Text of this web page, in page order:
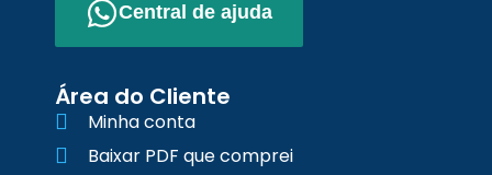
Central de ajuda
Área do Cliente
Minha conta
Baixar PDF que comprei